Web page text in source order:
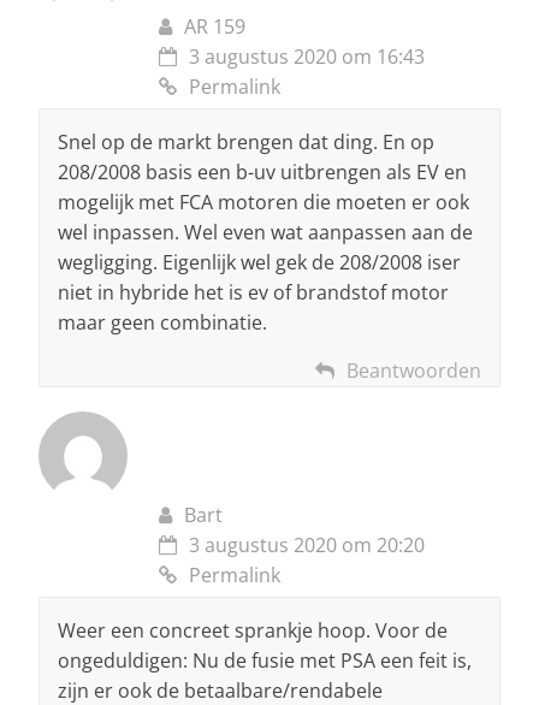
AR 159
3 augustus 2020 om 16:43
Permalink
Snel op de markt brengen dat ding. En op
208/2008 basis een b-uv uitbrengen als EV en
mogelijk met FCA motoren die moeten er ook
wel inpassen. Wel even wat aanpassen aan de
wegligging. Eigenlijk wel gek de 208/2008 iser
niet in hybride het is ev of brandstof motor
maar geen combinatie.
Beantwoorden
Bart
3 augustus 2020 om 20:20
Permalink
Weer een concreet sprankje hoop. Voor de
ongeduldigen: Nu de fusie met PSA een feit is,
zijn er ook de betaalbare/rendabele